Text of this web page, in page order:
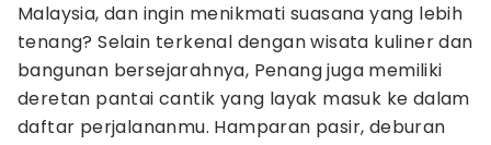
Malaysia, dan ingin menikmati suasana yang lebih
tenang? Selain terkenal dengan wisata kuliner dan
bangunan bersejarahnya, Penang juga memiliki
deretan pantai cantik yang layak masuk ke dalam
daftar perjalananmu. Hamparan pasir, deburan